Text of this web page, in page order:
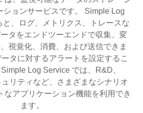
ションサービスです。 Simple Log
と、ログ、メトリクス、トレースな
タをエンドツーエンドで収集、変
視覚化、消費、および送信できま
タに対するアラートを設定するこ
Log Service では、R&D、
リティなど、さまざまなシナリオ
なアプリケーション機能を利用でき
ます。